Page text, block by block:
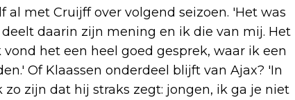
al met Cruijff over volgend seizoen. 'Het was
daarin zijn mening en ik die van mij. Het
het een heel goed gesprek, waar ik een
Of Klaassen onderdeel blijft van Ajax? 'In
zijn dat hij straks zegt: jongen, ik ga je niet